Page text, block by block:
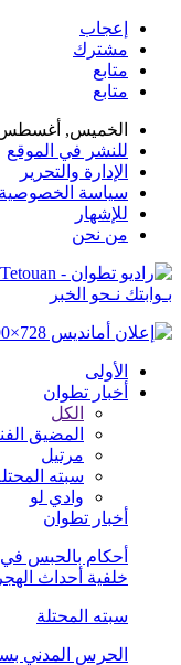
إعجاب
مشترك
متابع
متابع
الخميس, أغسطس 6,
للنشر في الموقع
الإدارة والتحرير
سياسة الخصوصية
للإشهار
من نحن
بـوابتك نـحو الخبر
الأولى
أخبار تطوان
الكل
المضيق
مرتيل
سبته
وادي لو
أخبار تطوان
أحكام بالحبس
خلفية أحداث
سبته المحتلة
الحرس المدني